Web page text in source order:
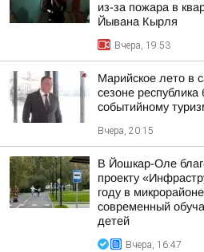
из-за пожара в
Йывана Кырля
Вчера, 19:53
Марийское лето в
сезоне
событийному
Вчера, 20:15
В Йошкар-Оле
проекту
году в
современный
детей
Вчера, 16:47